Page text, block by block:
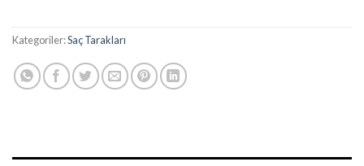
Kategoriler:Saç Tarakları